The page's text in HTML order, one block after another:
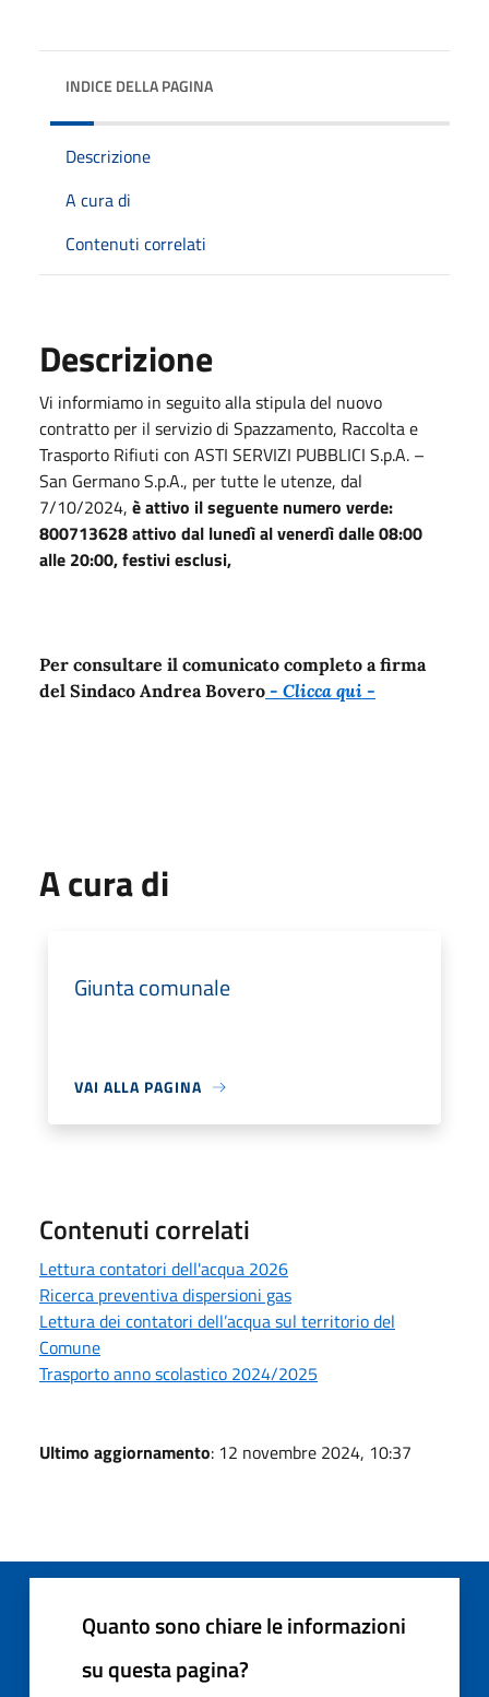
INDICE DELLA PAGINA
Descrizione
A cura di
Contenuti correlati
Descrizione
Vi informiamo in seguito alla stipula del nuovo
contratto per il servizio di Spazzamento, Raccolta e
Trasporto Rifiuti con ASTI SERVIZI PUBBLICI S.p.A. –
San Germano S.p.A., per tutte le utenze, dal
7/10/2024, è attivo il seguente numero verde:
800713628 attivo dal lunedì al venerdì dalle 08:00
alle 20:00, festivi esclusi,
Per consultare il comunicato completo a firma
del Sindaco Andrea Bovero - Clicca qui -
A cura di
Giunta comunale
VAI ALLA PAGINA
Contenuti correlati
Lettura contatori dell'acqua 2026
Ricerca preventiva dispersioni gas
Lettura dei contatori dell’acqua sul territorio del
Comune
Trasporto anno scolastico 2024/2025
Ultimo aggiornamento: 12 novembre 2024, 10:37
Quanto sono chiare le informazioni
su questa pagina?